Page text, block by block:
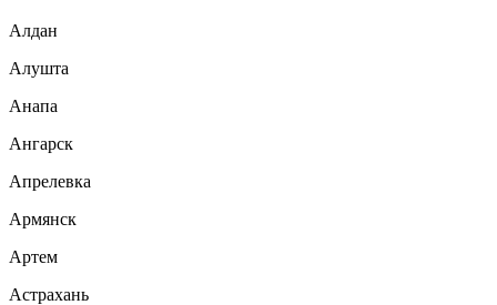
Алдан
Алушта
Анапа
Ангарск
Апрелевка
Армянск
Артем
Астрахань